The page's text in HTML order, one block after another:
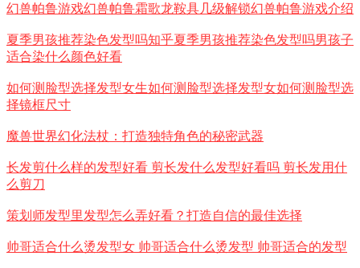
幻兽帕鲁游戏幻兽帕鲁霜歌龙鞍具几级解锁幻兽帕鲁游戏介绍
夏季男孩推荐染色发型吗知乎夏季男孩推荐染色发型吗男孩子
适合染什么颜色好看
如何测脸型选择发型女生如何测脸型选择发型女如何测脸型选
择镜框尺寸
魔兽世界幻化法杖：打造独特角色的秘密武器
长发剪什么样的发型好看 剪长发什么发型好看吗 剪长发用什
么剪刀
策划师发型里发型怎么弄好看？打造自信的最佳选择
帅哥适合什么烫发型女 帅哥适合什么烫发型 帅哥适合的发型